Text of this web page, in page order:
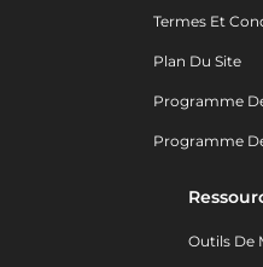
Termes Et
Plan Du Site
Programme
Programme
Outils De